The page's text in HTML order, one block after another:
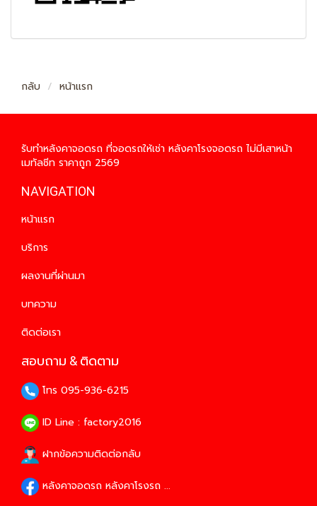
กลับ หน้าแรก
รับทำหลังคาจอดรถ ที่จอดรถให้เช่า หลังคาโรงจอดรถ ไม่มีเสาหน้า
เมทัลชีท ราคาถูก 2569
NAVIGATION
หน้าแรก
บริการ
ผลงานที่ผ่านมา
บทความ
ติดต่อเรา
สอบถาม & ติดตาม
โทร 095-936-6215
ID Line : factory2016
ฝากข้อความติดต่อกลับ
หลังคาจอดรถ หลังคาโรงรถ ...